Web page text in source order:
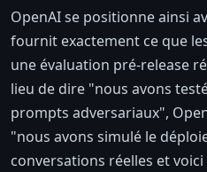
OpenAI se positionne ainsi
fournit exactement ce que
une évaluation pré-release
lieu de dire "nous avons
prompts adversariaux",
"nous avons simulé le
conversations réelles et